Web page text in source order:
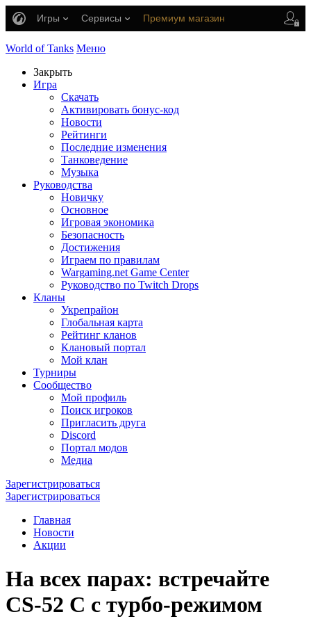
Игры Сервисы Премиум магазин
World of Tanks Меню
Закрыть
Игра
Скачать
Активировать бонус-код
Новости
Рейтинги
Последние изменения
Танковедение
Музыка
Руководства
Новичку
Основное
Игровая экономика
Безопасность
Достижения
Играем по правилам
Wargaming.net Game Center
Руководство по Twitch Drops
Кланы
Укрепрайон
Глобальная карта
Рейтинг кланов
Клановый портал
Мой клан
Турниры
Сообщество
Мой профиль
Поиск игроков
Пригласить друга
Discord
Портал модов
Медиа
Зарегистрироваться
Зарегистрироваться
Главная
Новости
Акции
На всех парах: встречайте
CS-52 C с турбо-режимом